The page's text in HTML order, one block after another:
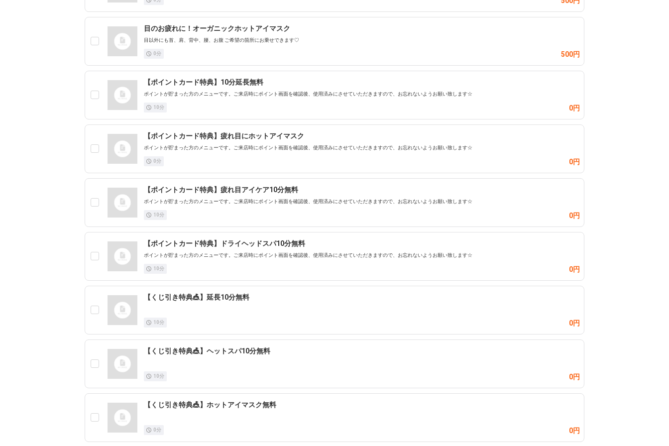
目のお疲れに！オーガニックホットアイマスク
目以外にも首、肩、背中、腰、お腹 ご希望の箇所にお乗せできます♡
0分 500円
【ポイントカード特典】10分延長無料
ポイントが貯まった方のメニューです。ご来店時にポイント画面を確認後、使用済みにさせていただきますので、お忘れないようお願い致します☆
10分 0円
【ポイントカード特典】疲れ目にホットアイマスク
ポイントが貯まった方のメニューです。ご来店時にポイント画面を確認後、使用済みにさせていただきますので、お忘れないようお願い致します☆
0分 0円
【ポイントカード特典】疲れ目アイケア10分無料
ポイントが貯まった方のメニューです。ご来店時にポイント画面を確認後、使用済みにさせていただきますので、お忘れないようお願い致します☆
10分 0円
【ポイントカード特典】ドライヘッドスパ10分無料
ポイントが貯まった方のメニューです。ご来店時にポイント画面を確認後、使用済みにさせていただきますので、お忘れないようお願い致します☆
10分 0円
【くじ引き特典🎪】延長10分無料
10分 0円
【くじ引き特典🎪】ヘットスパ10分無料
10分 0円
【くじ引き特典🎪】ホットアイマスク無料
0分 0円